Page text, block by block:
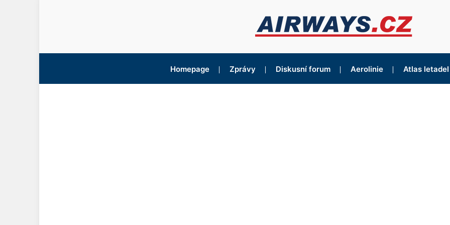
Homepage Zprávy Diskusní forum Aerolinie Atlas letadel